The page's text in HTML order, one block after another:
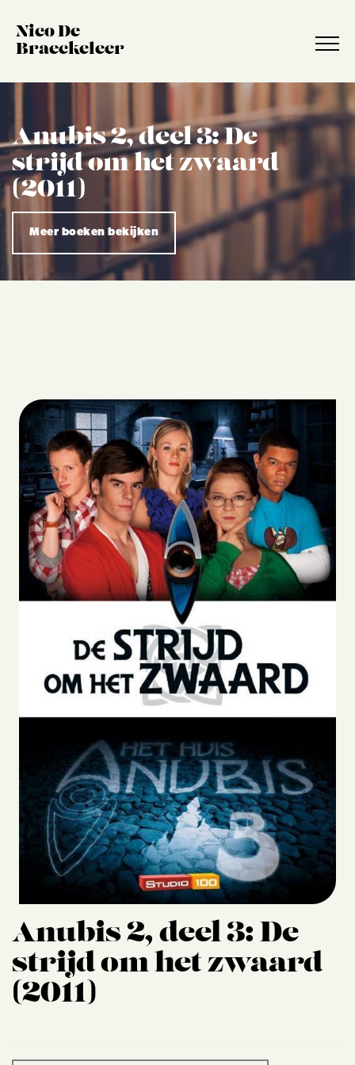
Nico De
Braeckeleer
Biografie
Boeken
Strips
Scenario’s
Webshop
Lezingen
Blog
Anubis 2, deel 3: De
strijd om het zwaard
(2011)
Meer boeken bekijken
Anubis 2, deel 3: De
strijd om het zwaard
(2011)